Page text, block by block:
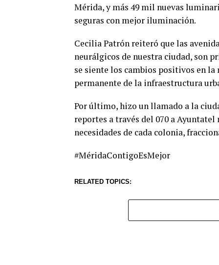
Mérida, y más 49 mil nuevas
seguras con mejor iluminación.
Cecilia Patrón reiteró que las
neurálgicos de nuestra ciudad, son
se siente los cambios positivos en
permanente de la infraestructura
Por último, hizo un llamado a la
reportes a través del 070 a Ayuntatel
necesidades de cada colonia,
#MéridaContigoEsMejor
RELATED TOPICS: